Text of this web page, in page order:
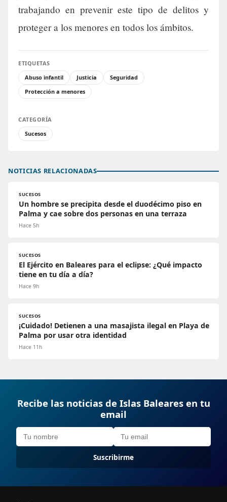
trabajando en prevenir este tipo de delitos y
proteger a los menores en todos los ámbitos.
ETIQUETAS
Abuso infantil
Justicia
Seguridad
Protección a menores
CATEGORÍA
Sucesos
NOTICIAS RELACIONADAS
SUCESOS
Un hombre se precipita desde el duodécimo piso en
Palma y cae sobre dos personas en una terraza
Hace 5h
SUCESOS
El Ejército en Baleares para el eclipse: ¿Qué impacto
tiene en tu día a día?
Hace 9h
SUCESOS
¡Cuidado! Detienen a una masajista ilegal en Playa de
Palma por usar otra identidad
Hace 11h
Recibe las noticias de Islas Baleares en tu
email
Suscribirme